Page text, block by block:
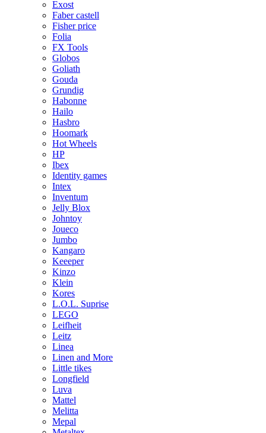
Exost
Faber castell
Fisher price
Folia
FX Tools
Globos
Goliath
Gouda
Grundig
Habonne
Hailo
Hasbro
Hoomark
Hot Wheels
HP
Ibex
Identity games
Intex
Inventum
Jelly Blox
Johntoy
Joueco
Jumbo
Kangaro
Keeeper
Kinzo
Klein
Kores
L.O.L. Suprise
LEGO
Leifheit
Leitz
Linea
Linen and More
Little tikes
Longfield
Luva
Mattel
Melitta
Mepal